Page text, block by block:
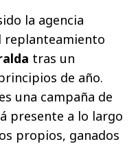
la agencia
replanteamiento
tras un
de año.
es una campaña de
presente a lo largo
propios, ganados